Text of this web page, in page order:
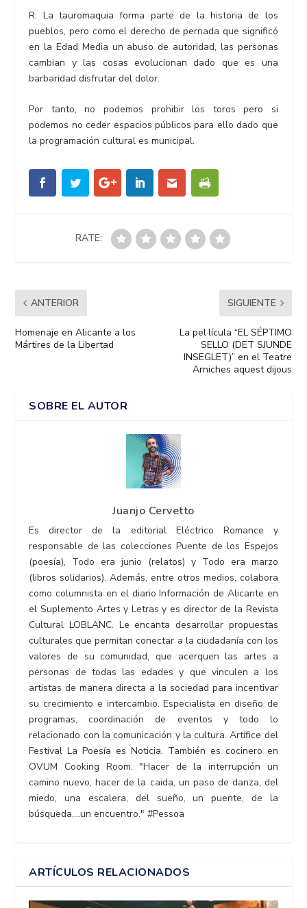
R: La tauromaquia forma parte de la historia de los
pueblos, pero como el derecho de pernada que significó
en la Edad Media un abuso de autoridad, las personas
cambian y las cosas evolucionan dado que es una
barbaridad disfrutar del dolor.
Por tanto, no podemos prohibir los toros pero si
podemos no ceder espacios públicos para ello dado que
la programación cultural es municipal.
RATE:
ANTERIOR
Homenaje en Alicante a los
Mártires de la Libertad
SIGUIENTE
La pel·lícula “EL SÉPTIMO
SELLO (DET SJUNDE
INSEGLET)” en el Teatre
Arniches aquest dijous
SOBRE EL AUTOR
Juanjo Cervetto
Es director de la editorial Eléctrico Romance y
responsable de las colecciones Puente de los Espejos
(poesía), Todo era junio (relatos) y Todo era marzo
(libros solidarios). Además, entre otros medios, colabora
como columnista en el diario Información de Alicante en
el Suplemento Artes y Letras y es director de la Revista
Cultural LOBLANC. Le encanta desarrollar propuestas
culturales que permitan conectar a la ciudadanía con los
valores de su comunidad, que acerquen las artes a
personas de todas las edades y que vinculen a los
artistas de manera directa a la sociedad para incentivar
su crecimiento e intercambio. Especialista en diseño de
programas, coordinación de eventos y todo lo
relacionado con la comunicación y la cultura. Artífice del
Festival La Poesía es Noticia. También es cocinero en
OVUM Cooking Room. "Hacer de la interrupción un
camino nuevo, hacer de la caida, un paso de danza, del
miedo, una escalera, del sueño, un puente, de la
búsqueda,...un encuentro." #Pessoa
ARTÍCULOS RELACIONADOS